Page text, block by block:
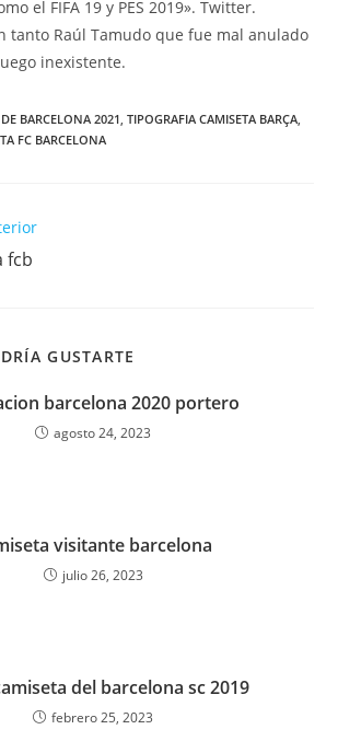
el FIFA 19 y PES 2019». Twitter.
tanto Raúl Tamudo que fue mal anulado
inexistente.
BARCELONA 2021 TIPOGRAFIA CAMISETA BARÇA
FC BARCELONA
fcb
GUSTARTE
barcelona 2020 portero
agosto 24, 2023
visitante barcelona
julio 26, 2023
del barcelona sc 2019
febrero 25, 2023